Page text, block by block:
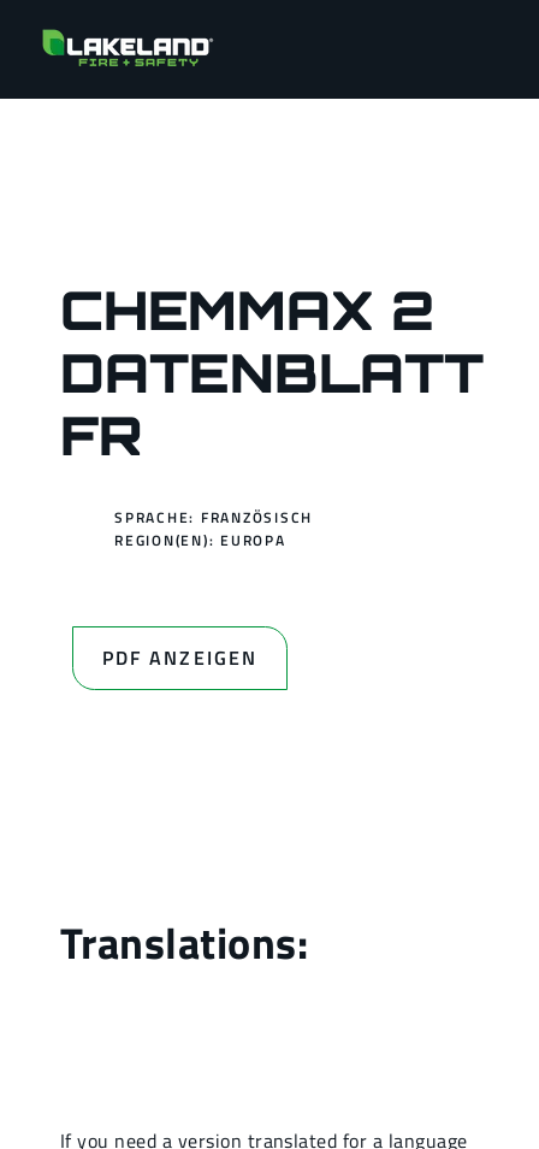
CHEMMAX 2
DATENBLATT
FR
SPRACHE: FRANZÖSISCH
REGION(EN): EUROPA
PDF ANZEIGEN